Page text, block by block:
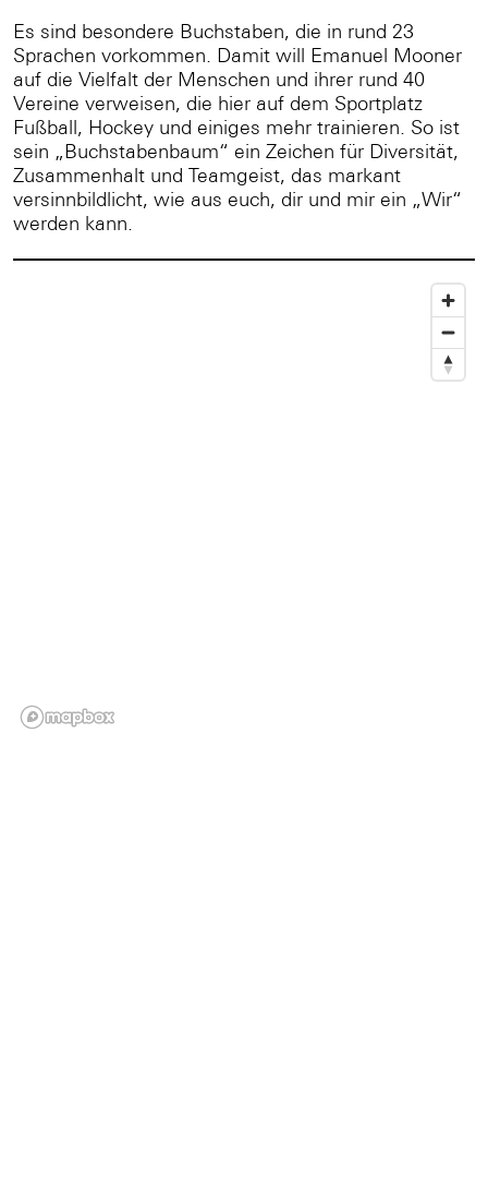
Es sind besondere Buchstaben, die in rund 23
Sprachen vorkommen. Damit will Emanuel Mooner
auf die Vielfalt der Menschen und ihrer rund 40
Vereine verweisen, die hier auf dem Sportplatz
Fußball, Hockey und einiges mehr trainieren. So ist
sein „Buchstabenbaum“ ein Zeichen für Diversität,
Zusammenhalt und Teamgeist, das markant
versinnbildlicht, wie aus euch, dir und mir ein „Wir“
werden kann.